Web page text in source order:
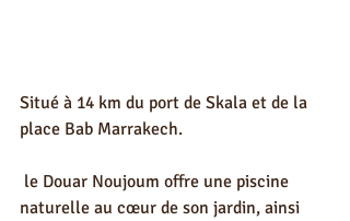
Situé à 14 km du port de Skala et de la
place Bab Marrakech.
naturelle au cœur de son jardin, ainsi